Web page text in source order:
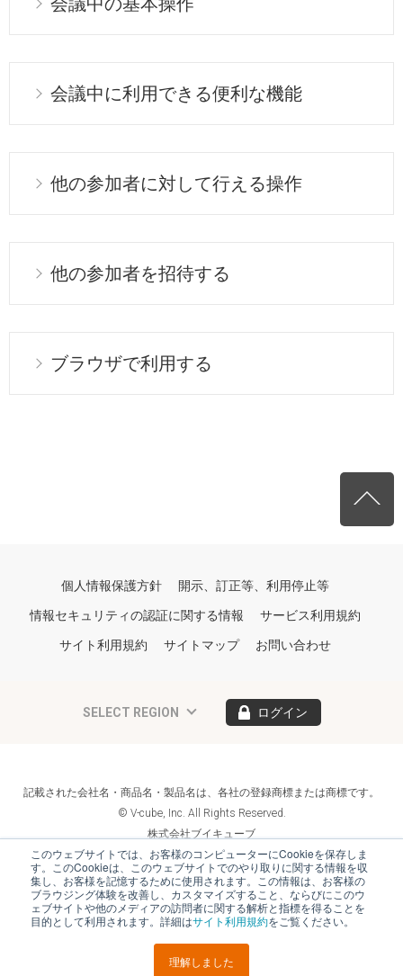
このウェブサイトでは、お客様のコンピューターにCookieを保存しま
す。このCookieは、このウェブサイトでのやり取りに関する情報を収
集し、お客様を記憶するために使用されます。この情報は、お客様の
ブラウジング体験を改善し、カスタマイズすること、ならびにこのウ
ェブサイトや他のメディアの訪問者に関する解析と指標を得ることを
目的として利用されます。詳細はサイト利用規約をご覧ください。
理解しました
会議中に利用できる便利な機能
他の参加者に対して行える操作
他の参加者を招待する
ブラウザで利用する
個人情報保護方針 開示、訂正等、利用停止等
情報セキュリティの認証に関する情報 サービス利用規約
サイト利用規約 サイトマップ お問い合わせ
SELECT REGION ログイン
記載された会社名・商品名・製品名は、各社の登録商標または商標です。
© V-cube, Inc. All Rights Reserved.
株式会社ブイキューブ
Follow Us